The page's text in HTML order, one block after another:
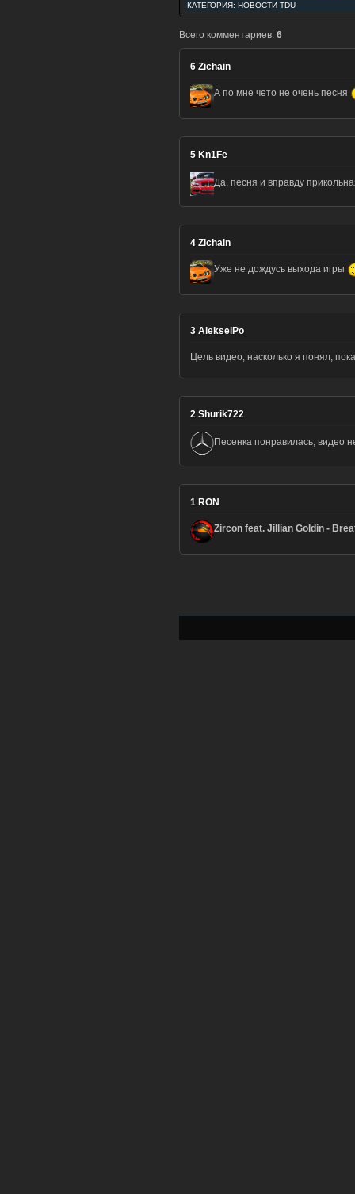
КАТЕГОРИЯ: НОВОСТИ TDU
Всего комментариев: 6
6 Zichain
А по мне чето не очень песня
5 Kn1Fe
Да, песня и вправду
4 Zichain
Уже не дождусь выхода игры
3 AlekseiPo
Цель видео, насколько я понял,
2 Shurik722
Песенка понравилась, видео
1 RON
Zircon feat. Jillian Goldin -